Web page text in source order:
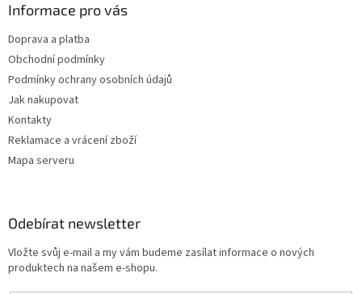
Informace pro vás
Doprava a platba
Obchodní podmínky
Podmínky ochrany osobních údajů
Jak nakupovat
Kontakty
Reklamace a vrácení zboží
Mapa serveru
Odebírat newsletter
Vložte svůj e-mail a my vám budeme zasílat informace o nových
produktech na našem e-shopu.